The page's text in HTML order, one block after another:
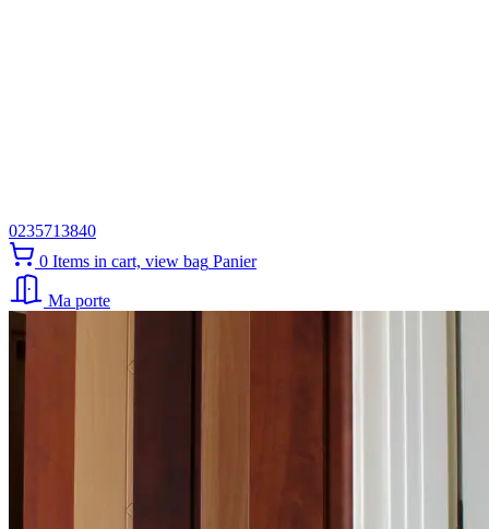
0235713840
0 Items in cart, view bag Panier
Ma porte